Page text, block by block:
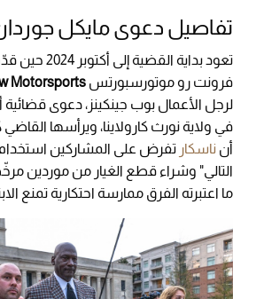
تفاصيل دعوى مايكل
فرونت رو موتورسبورتس Motorsports
لرجل الأعمال بوب جينكينز، دعوى
في ولاية نورث كارولاينا، ويرأسها
أن ناسكار تفرض على المشاركين
التالي" وشراء قطع الغيار من موردين
ما اعتبرته الفرق ممارسة احتكارية تمنع